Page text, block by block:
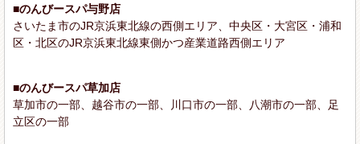
■のんびースパ与野店
さいたま市のJR京浜東北線の西側エリア、中央区・大宮区・浦和
区・北区のJR京浜東北線東側かつ産業道路西側エリア
■のんびースパ草加店
草加市の一部、越谷市の一部、川口市の一部、八潮市の一部、足
立区の一部